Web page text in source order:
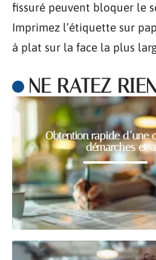
fissuré peuvent bloquer le
Imprimez l’étiquette sur
à plat sur la face la plus
NE RATEZ
Obtention rapide d’une
démarches et